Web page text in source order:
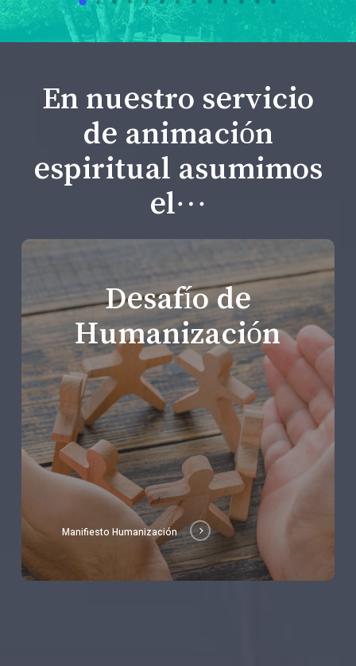
En nuestro servicio
de animación
espiritual asumimos
el…
Desafío de
Humanización
Manifiesto Humanización